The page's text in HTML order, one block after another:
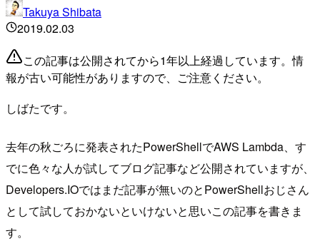
Takuya Shibata
2019.02.03
この記事は公開されてから1年以上経過しています。情
報が古い可能性がありますので、ご注意ください。
しばたです。
去年の秋ごろに発表されたPowerShellでAWS Lambda、す
でに色々な人が試してブログ記事など公開されていますが、
Developers.IOではまだ記事が無いのとPowerShellおじさん
として試しておかないといけないと思いこの記事を書きま
す。